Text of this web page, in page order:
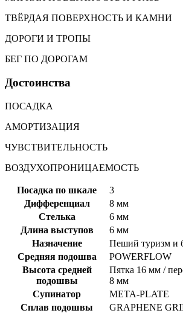
ТВЁРДАЯ ПОВЕРХНОСТЬ И КАМНИ
ДОРОГИ И ТРОПЫ
БЕГ ПО ДОРОГАМ
Достоинства
ПОСАДКА
АМОРТИЗАЦИЯ
ЧУВСТВИТЕЛЬНОСТЬ
ВОЗДУХОПРОНИЦАЕМОСТЬ
Посадка по шкале
3
Дифференциал
8 мм
Стелька
6 мм
Длина выступов
6 мм
Назначение
Пеший туризм и
Средняя подошва
POWERFLOW
Высота средней
подошвы
Пятка 16 мм /
8 мм
Супинатор
META-PLATE
Сплав подошвы
GRAPHENE